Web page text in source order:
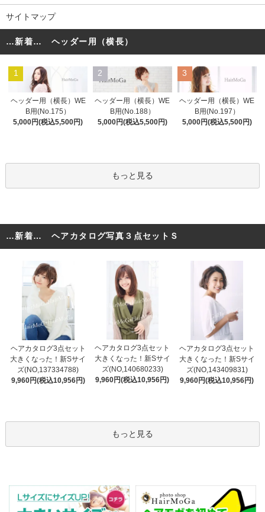
サイトマップ
…新着… ヘッダー用（横長）
1
ヘッダー用（横長）WE
B用(No.175）
5,000円(税込5,500円)
2
ヘッダー用（横長）WE
B用(No.188）
5,000円(税込5,500円)
3
ヘッダー用（横長）WE
B用(No.197）
5,000円(税込5,500円)
もっと見る
…新着… ヘアカタログ写真３点セットＳ
ヘアカタログ3点セット
大きくなった！新Sサイ
ズ(NO,137334788)
9,960円(税込10,956円)
ヘアカタログ3点セット
大きくなった！新Sサイ
ズ(NO,140680233)
9,960円(税込10,956円)
ヘアカタログ3点セット
大きくなった！新Sサイ
ズ(NO,143409831)
9,960円(税込10,956円)
もっと見る